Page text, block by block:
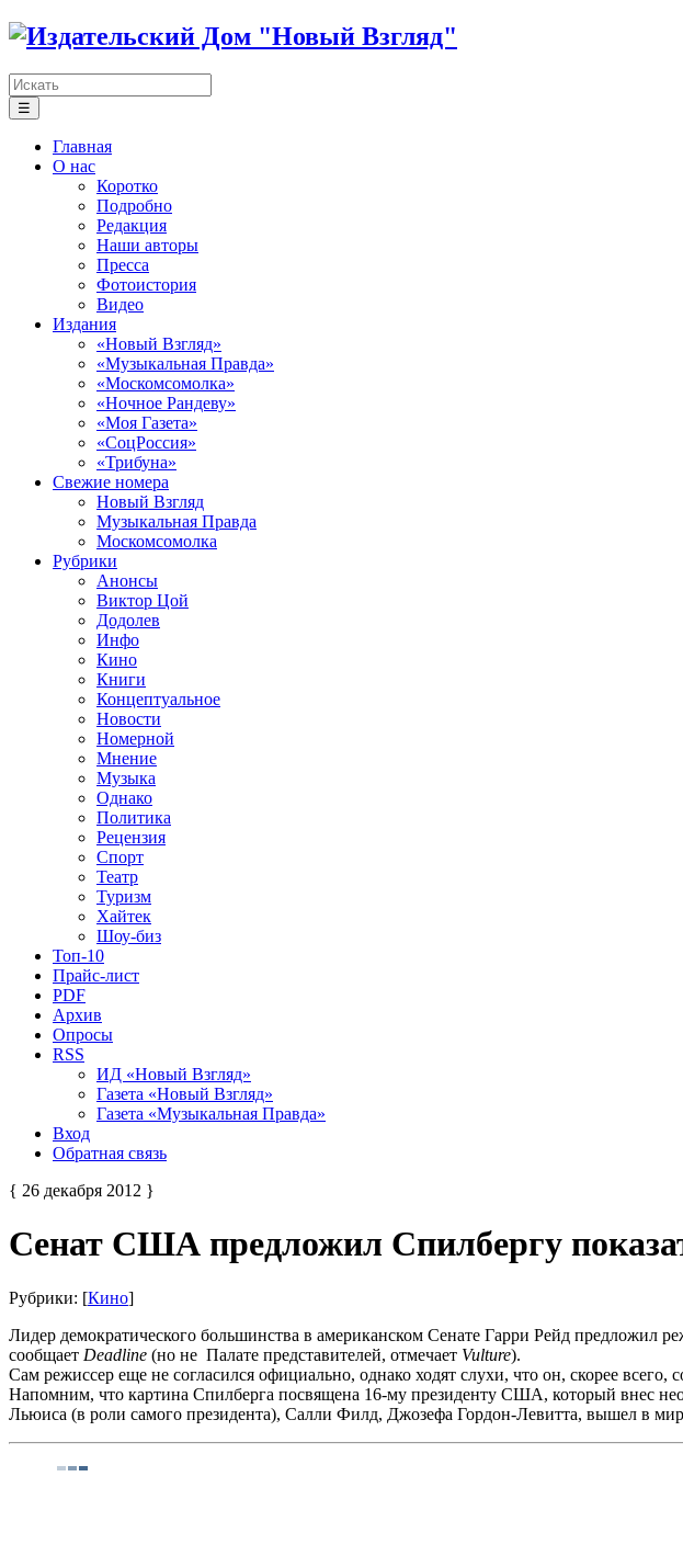
☰
Главная
О нас
Коротко
Подробно
Редакция
Наши авторы
Пресса
Фотоистория
Видео
Издания
«Новый Взгляд»
«Музыкальная Правда»
«Москомсомолка»
«Ночное Рандеву»
«Моя Газета»
«СоцРоссия»
«Трибуна»
Свежие номера
Новый Взгляд
Музыкальная Правда
Москомсомолка
Рубрики
Анонсы
Виктор Цой
Додолев
Инфо
Кино
Книги
Концептуальное
Новости
Номерной
Мнение
Музыка
Однако
Политика
Рецензия
Спорт
Театр
Туризм
Хайтек
Шоу-биз
Топ-10
Прайс-лист
PDF
Архив
Опросы
RSS
ИД «Новый Взгляд»
Газета «Новый Взгляд»
Газета «Музыкальная Правда»
Вход
Обратная связь
{ 26 декабря 2012 }
Сенат США предложил Спилбергу
Рубрики: [Кино]
Лидер демократического большинства в американском Сенате Гарри Рейд предложил
сообщает Deadline (но не Палате представителей, отмечает Vulture).
Сам режиссер еще не согласился официально, однако ходят слухи, что он, скорее всего,
Напомним, что картина Спилберга посвящена 16-му президенту США, который внес
Льюиса (в роли самого президента), Салли Филд, Джозефа Гордон-Левитта, вышел в